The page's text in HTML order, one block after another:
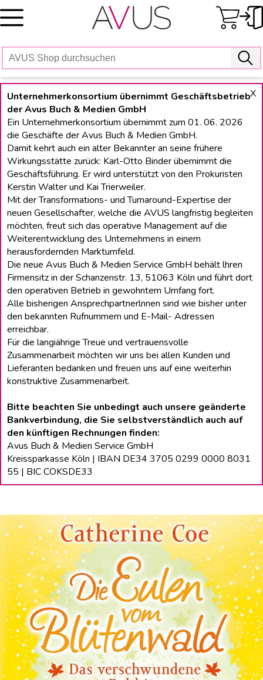
Skip
to
X
Unternehmerkonsortium übernimmt Geschäftsbetrieb
der Avus Buch & Medien GmbH
Ein Unternehmerkonsortium übernimmt zum 01. 06. 2026
die Geschäfte der Avus Buch & Medien GmbH.
Damit kehrt auch ein alter Bekannter an seine frühere
Wirkungsstätte zurück: Karl-Otto Binder übernimmt die
Geschäftsführung. Er wird unterstützt von den Prokuristen
Kerstin Walter und Kai Trierweiler.
Mit der Transformations- und Turnaround-Expertise der
neuen Gesellschafter, welche die AVUS langfristig begleiten
möchten, freut sich das operative Management auf die
Weiterentwicklung des Unternehmens in einem
herausfordernden Marktumfeld.
Die neue Avus Buch & Medien Service GmbH behält lhren
Firmensitz in der Schanzenstr. 13, 51063 Köln und führt dort
den operativen Betrieb in gewohntem Umfang fort.
Alle bisherigen Ansprechpartnerlnnen sind wie bisher unter
den bekannten Rufnummern und E-Mail- Adressen
erreichbar.
Für die langiährige Treue und vertrauensvolle
Zusammenarbeit möchten wir uns bei allen Kunden und
Lieferanten bedanken und freuen uns auf eine weiterhin
konstruktive Zusammenarbeit.
Bitte beachten Sie unbedingt auch unsere geänderte
Bankverbindung, die Sie selbstverständlich auch auf
den künftigen Rechnungen finden:
Avus Buch & Medien Service GmbH
Kreissparkasse Köln | IBAN DE34 3705 0299 0000 8031
55 | BIC COKSDE33